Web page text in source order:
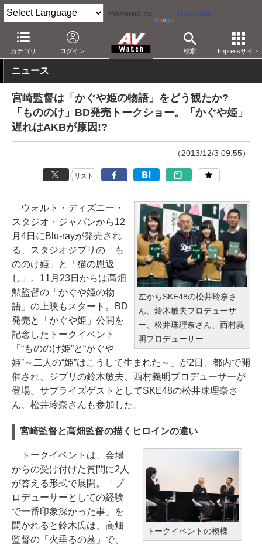
Powered by Translate
カテゴリ ログイン 検索 Impressサイト
AV Watch コンテンツ・サービス BD/DVD
ニュース
宮崎監督は「かぐや姫の物語」をどう観たか?
「もののけ」BD発売トークショー。「かぐや姫」
遅れはAKBが原因!?
（2013/12/3 09:55）
リスト
左からSKE48の松井玲奈さ
ん、鈴木敏夫プロデューサ
ー、松井珠理奈さん、西村義
明プロデューサー
ウォルト・ディズニー・
スタジオ・ジャパンから12
月4日にBlu-rayが発売され
る、スタジオジブリの「も
ののけ姫」と「猫の恩返
し」。11月23日からは高畑
勲監督の「かぐや姫の物
語」の上映もスタート。BD
発売と「かぐや姫」公開を
記念したトークイベント
「“もののけ姫”と“かぐや
姫”～二人の“姫”はこうして生まれた～」が2日、都内で開
催され、ジブリの鈴木敏夫、西村義明プロデューサーが
登場。サプライズゲストとしてSKE48の松井珠理奈さ
ん、松井玲奈さんも参加した。
宮崎監督と高畑監督の描くヒロインの違い
トークイベントの模様
トークイベントは、会場
からの受け付けた質問に2人
が答える形式で展開。「プ
ロデューサーとしての経験
で一番印象深かった事」を
聞かれると鈴木氏は、高畑
監督の「火垂るの墓」で、